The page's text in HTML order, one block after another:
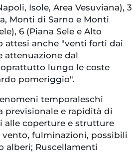
Isole, Area Vesuviana), 3
Monti di Sarno e Monti
6 (Piana Sele e Alto
attesi anche "venti forti dai
attenuazione dal
lungo le coste
pomeriggio".
temporaleschi
previsionale e rapidità di
alle coperture e strutture
fulminazioni, possibili
alberi; Ruscellamenti